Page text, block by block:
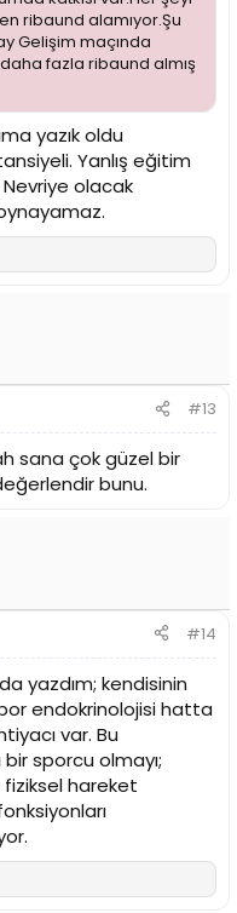
ribaund alamıyor.Şu
Gelişim maçında
fazla ribaund almış
yazık oldu
Yanlış eğitim
olacak
#13
sana çok güzel bir
bunu.
#14
yazdım; kendisinin
endokrinolojisi hatta
var. Bu
bir sporcu olmayı;
hareket